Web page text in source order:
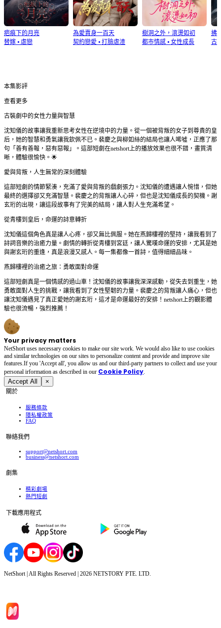
疤痕下的月亮
替嫁 ⦁ 虐戀
為愛賣身一百天
契約戀愛 ⦁ 打臉虐渣
樹洞之外，滾燙如初
都市情感⦁ 女性成長
拂
古
本集影評
查看更多
古裝劇中的女性力量與智慧
沈知儀的故事讓我重新思考女性在逆境中的力量。從一個被背叛的女子到尊貴的皇
后，她的智慧和勇氣讓我欽佩不已。裴慶之與柳如絲的結局也讓人唏噓，正應了那
句「善有善報，惡有惡報」。這部短劇在netshort上的播放效果也很不錯，畫質清
晰，體驗很愉快。🌟
愛與背叛，人生無常的深刻體驗
這部短劇的情節緊湊，充滿了愛與背叛的戲劇張力。沈知儀的遭遇讓人惋惜，但她
最終的選擇卻又充滿智慧。裴慶之的背叛讓人心碎，但也是沈知儀成長的契機。謝
玄珩的出現，讓這段故事有了完美的結局，讓人對人生充滿希望。
從青樓到皇后，命運的詩意轉折
沈知儀這個角色真是讓人心疼，卻又無比佩服。她在燕歸樓裡的堅持，讓我看到了
詩詞音樂的治癒力量。劇情的轉折從青樓到宮廷，讓人驚嘆命運的安排，尤其是她
與謝玄珩的重逢，真是浪漫又感人。每一集都像一首詩，值得細細品味。
燕歸樓裡的治癒之旅：勇敢面對命運
這部短劇真是一個情感的過山車！沈知儀的故事讓我深深感動，從失去到重生，她
勇敢面對人生的挑戰，讓我看到了女性堅韌的力量。裴慶之的背叛讓人痛心，但也
讓沈知儀遇見了真正愛她的謝玄珩，這才是命運最好的安排！netshort上的觀影體
驗也很流暢，強烈推薦！
Your privacy matters
NetShort uses necessary cookies to make our site work. We would also like to use cookies
and similar technologies on our sites to personalize content and provide and improve site
features.If you 'Accept all', you allow us and our third-party partners to collect and use your
personal irformation as described in our Cookie Policy.
Accept All ×
關於
服務條款
隱私權政策
FAQ
聯絡我們
support@netshort.com
business@netshort.com
劇集
精彩劇場
熱門短劇
下載應用程式
NetShort | All Rights Reserved | 2026 NETSTORY PTE. LTD.